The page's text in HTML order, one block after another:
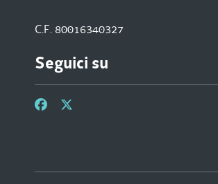
C.F. 80016340327
Seguici su